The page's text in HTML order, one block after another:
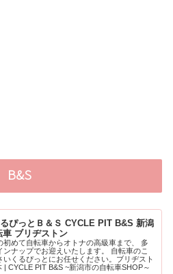
ぴっとＢ＆Ｓ CYCLE PIT B&S 新潟
車 ブリヂストン
初めて自転車からオトナの高級車まで、 多
ンナップでお迎えいたします。 自転車のこ
いくるぴっとにお任せください。ブリヂスト
| CYCLE PIT B&S ~新潟市の自転車SHOP～